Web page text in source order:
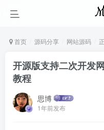
首页 源码分享 网站源码
开源版支持二次开发
教程
思博
1年前发布